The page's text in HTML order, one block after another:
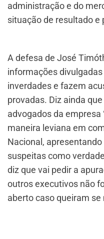
administração e do
situação de resultado e
A defesa de José
informações
inverdades e fazem
provadas. Diz ainda
advogados da
maneira leviana em
Nacional,
suspeitas como
diz que vai pedir a
outros executivos não
aberto caso queiram se